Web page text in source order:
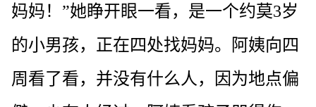
妈妈！”她睁开眼一看，是一个约莫3岁
的小男孩，正在四处找妈妈。阿姨向四
周看了看，并没有什么人，因为地点偏